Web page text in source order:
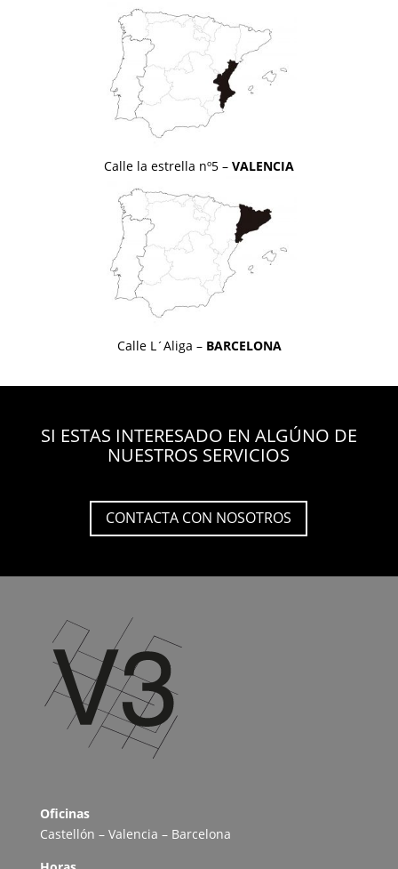
Calle la estrella nº5 – VALENCIA
Calle L´Aliga – BARCELONA
SI ESTAS INTERESADO EN ALGÚNO DE
NUESTROS SERVICIOS
CONTACTA CON NOSOTROS
Oficinas
Castellón – Valencia – Barcelona